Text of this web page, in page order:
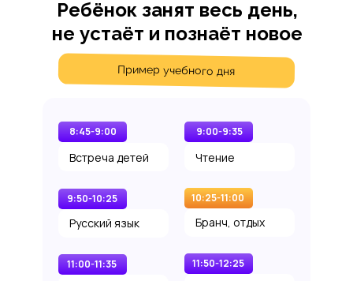
Ребёнок занят весь день,
не устаёт и познаёт новое
Пример учебного дня
8:45-9:00
Встреча детей
9:00-9:35
Чтение
9:50-10:25
Русский язык
10:25-11:00
Бранч, отдых
11:00-11:35 11:50-12:25